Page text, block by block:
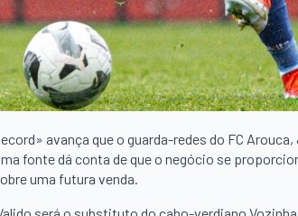
avança que o guarda-redes do FC
fonte dá conta de que o negócio se
uma futura venda.